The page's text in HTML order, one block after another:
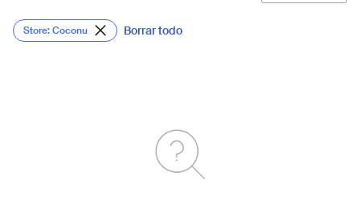
Store: Coconu Borrar todo